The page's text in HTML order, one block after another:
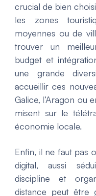
crucial de bien
les zones
moyennes ou de
trouver un
budget et
une grande
accueillir ces
Galice, l’Aragon ou
misent sur le
économie locale.
Enfin, il ne faut pas
digital, aussi
discipline et
distance peut être